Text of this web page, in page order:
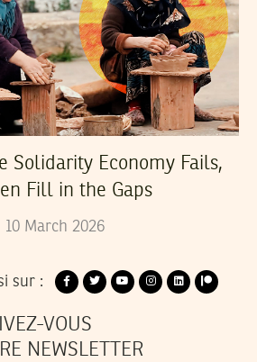
Solidarity Economy Fails,
Fill in the Gaps
10 March 2026
sur :
VOUS
NEWSLETTER